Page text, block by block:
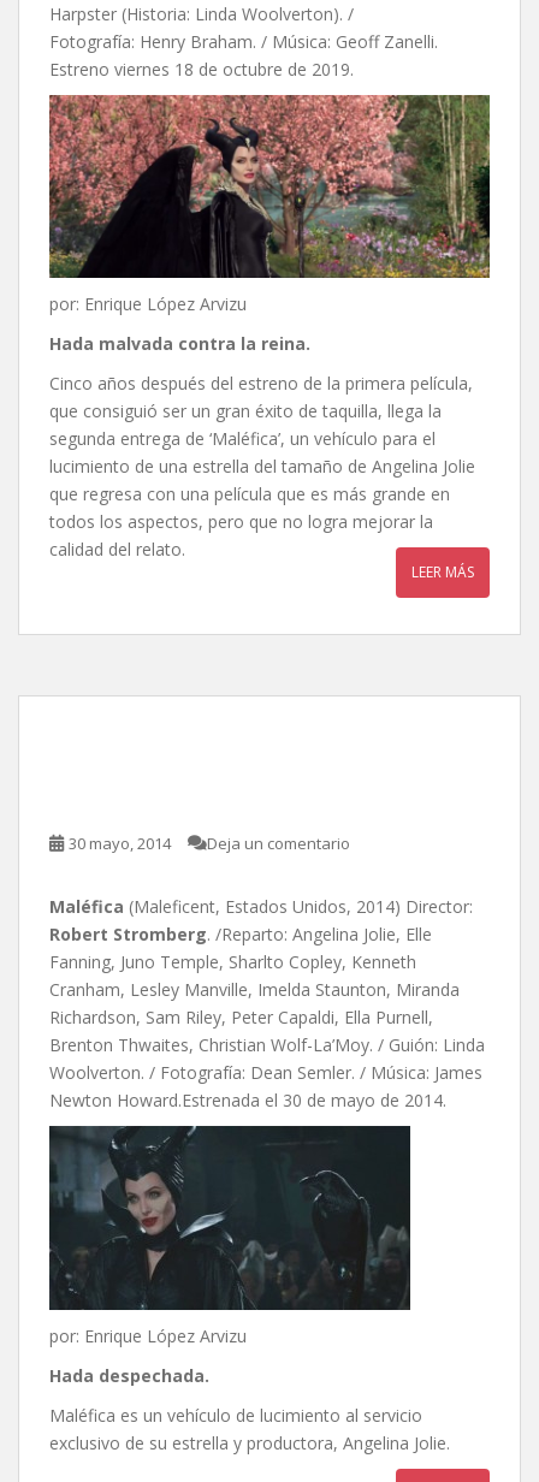
Harpster (Historia: Linda Woolverton). /
Fotografía: Henry Braham. / Música: Geoff Zanelli.
Estreno viernes 18 de octubre de 2019.
por: Enrique López Arvizu
Hada malvada contra la reina.
Cinco años después del estreno de la primera película,
que consiguió ser un gran éxito de taquilla, llega la
segunda entrega de ‘Maléfica’, un vehículo para el
lucimiento de una estrella del tamaño de Angelina Jolie
que regresa con una película que es más grande en
todos los aspectos, pero que no logra mejorar la
calidad del relato.
LEER MÁS
30 mayo, 2014 Deja un comentario
Maléfica (Maleficent, Estados Unidos, 2014) Director:
Robert Stromberg. /Reparto: Angelina Jolie, Elle
Fanning, Juno Temple, Sharlto Copley, Kenneth
Cranham, Lesley Manville, Imelda Staunton, Miranda
Richardson, Sam Riley, Peter Capaldi, Ella Purnell,
Brenton Thwaites, Christian Wolf-La’Moy. / Guión: Linda
Woolverton. / Fotografía: Dean Semler. / Música: James
Newton Howard.Estrenada el 30 de mayo de 2014.
por: Enrique López Arvizu
Hada despechada.
Maléfica es un vehículo de lucimiento al servicio
exclusivo de su estrella y productora, Angelina Jolie.